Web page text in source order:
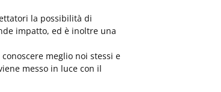
la possibilità di
impatto, ed è inoltre una
meglio noi stessi e
messo in luce con il